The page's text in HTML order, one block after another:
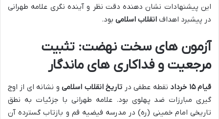
این پیشنهادات نشان دهنده دقت نظر و آینده نگری علامه طهرانی
در پیشبرد اهداف انقلاب اسلامی بود.
آزمون های سخت نهضت: تثبیت
مرجعیت و فداکاری های ماندگار
قیام ۱۵ خرداد نقطه عطفی در تاریخ انقلاب اسلامیو نشانه ای از اوج
گیری مبارزات ضد پهلوی بود. علامه طهرانی با جزئیات به نطق
تاریخی امام خمینی (ره) در مدرسه فیضیه قم و بازتاب گسترده آن